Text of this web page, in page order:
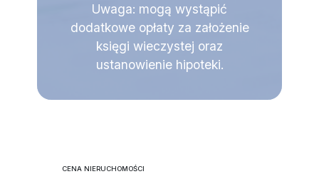
Uwaga: mogą wystąpić
dodatkowe opłaty za założenie
księgi wieczystej oraz
ustanowienie hipoteki.
CENA NIERUCHOMOŚCI